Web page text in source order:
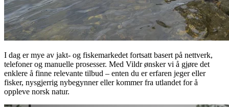
I dag er mye av jakt- og fiskemarkedet fortsatt basert på nettverk,
telefoner og manuelle prosesser. Med Vildr ønsker vi å gjøre det
enklere å finne relevante tilbud – enten du er erfaren jeger eller
fisker, nysgjerrig nybegynner eller kommer fra utlandet for å
oppleve norsk natur.